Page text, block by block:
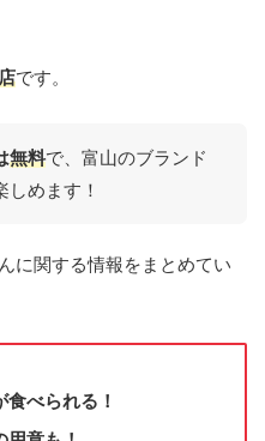
です。
無料で、富山のブランド
しめます！
に関する情報をまとめてい
べられる！